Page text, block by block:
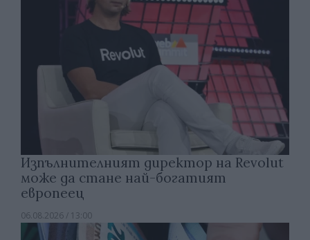
Изпълнителният директор на Revolut
може да стане най-богатият
европеец
06.08.2026 / 13:00